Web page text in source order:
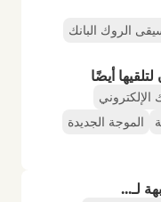
الروك البانك
أيضًا
الإلكتروني
الموجة الجديدة
لـ...